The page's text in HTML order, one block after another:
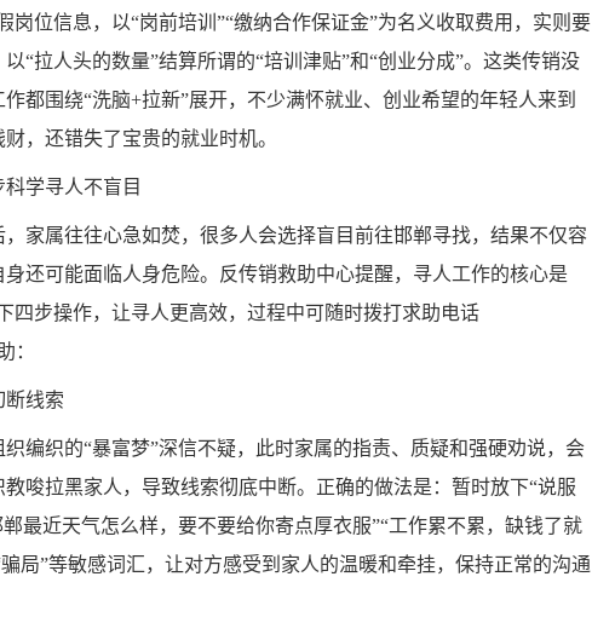
位信息，以“岗前培训”“缴纳合作保证金”为名义收取费用，实则要
“拉人头的数量”结算所谓的“培训津贴”和“创业分成”。这类传销没
都围绕“洗脑+拉新”展开，不少满怀就业、创业希望的年轻人来到
，还错失了宝贵的就业时机。
学寻人不盲目
家属往往心急如焚，很多人会选择盲目前往邯郸寻找，结果不仅容
还可能面临人身危险。反传销救助中心提醒，寻人工作的核心是
四步操作，让寻人更高效，过程中可随时拨打求助电话
：
线索
编织的“暴富梦”深信不疑，此时家属的指责、质疑和强硬劝说，会
唆拉黑家人，导致线索彻底中断。正确的做法是：暂时放下“说服
最近天气怎么样，要不要给你寄点厚衣服”“工作累不累，缺钱了就
局”等敏感词汇，让对方感受到家人的温暖和牵挂，保持正常的沟通